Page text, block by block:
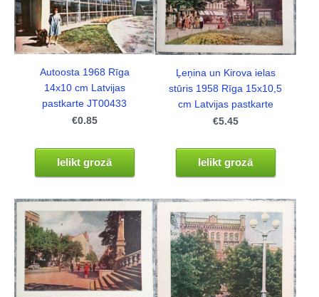
Autoosta 1968 Rīga
14x10 cm Latvijas
pastkarte JT00433
€0.85
Ielikt grozā
Ļeņina un Kirova ielas
stūris 1958 Rīga 15x10,5
cm Latvijas pastkarte
€5.45
Ielikt grozā